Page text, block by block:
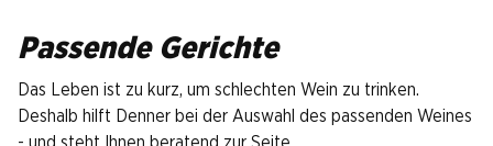
Passende Gerichte
Das Leben ist zu kurz, um schlechten Wein zu trinken.
Deshalb hilft Denner bei der Auswahl des passenden Weines